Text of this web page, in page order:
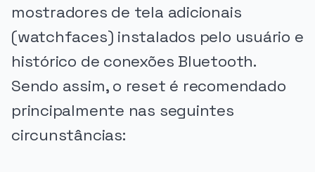
mostradores de tela adicionais
(watchfaces) instalados pelo usuário e
histórico de conexões Bluetooth.
Sendo assim, o reset é recomendado
principalmente nas seguintes
circunstâncias: